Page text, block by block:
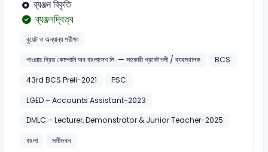
ব্যঞ্জন বিকৃতি
ব্যঞ্জনদ্বিত্ব
বুয়েট ও অন্যান্য পরীক্ষা
পাওয়ার গ্রিড কোম্পানি অব বাংলাদেশ লি. — সহকারী প্রকৌশলী / ব্যবস্থাপক
BCS
43rd BCS Preli-2021
PSC
LGED – Accounts Assistant-2023
DMLC – Lecturer, Demonstrator & Junior Teacher-2025
বাংলা
সমীভবন